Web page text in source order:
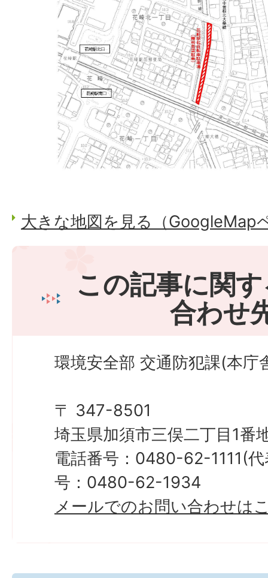
大きな地図を見る（GoogleMap
この記事に関
合わせ
環境安全部 交通防犯課(本庁
〒 347-8501
埼玉県加須市三俣二丁目1番
電話番号：0480-62-1111(
号：0480-62-1934
メールでのお問い合わせは